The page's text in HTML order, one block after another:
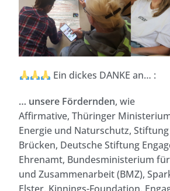
Ein dickes DANKE an… :
… unsere Fördernden, wie
Affirmative, Thüringer
Energie und Naturschutz,
Brücken, Deutsche Stiftung
Ehrenamt, Bundesministerium
und Zusammenarbeit (BMZ),